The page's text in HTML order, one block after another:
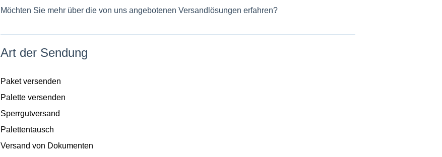
Möchten Sie mehr über die von uns angebotenen Versandlösungen erfahren?
Art der Sendung
Paket versenden
Palette versenden
Sperrgutversand
Palettentausch
Versand von Dokumenten